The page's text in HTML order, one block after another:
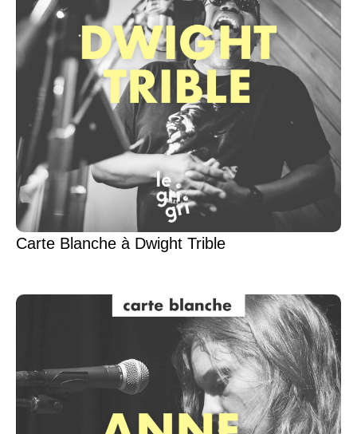
Carte Blanche à Dwight Trible